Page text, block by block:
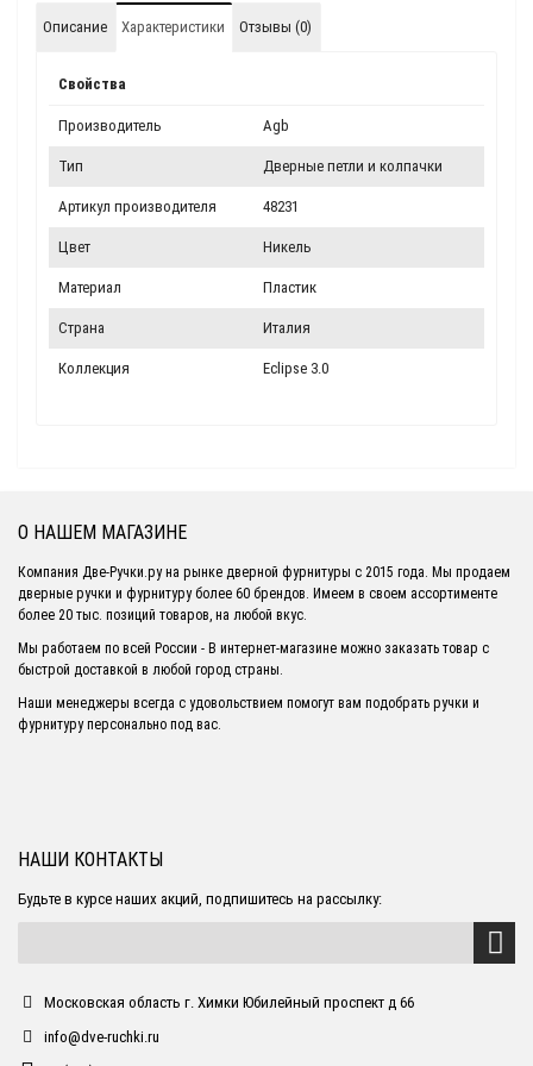
Описание Характеристики Отзывы (0)
Свойства
Производитель Agb
Тип Дверные петли и колпачки
Артикул производителя 48231
Цвет Никель
Материал Пластик
Страна Италия
Коллекция Eclipse 3.0
О НАШЕМ МАГАЗИНЕ
Компания Две-Ручки.ру на рынке дверной фурнитуры с 2015 года. Мы продаем
дверные ручки и фурнитуру более 60 брендов. Имеем в своем ассортименте
более 20 тыс. позиций товаров, на любой вкус.
Мы работаем по всей России - В интернет-магазине можно заказать товар с
быстрой доставкой в любой город страны.
Наши менеджеры всегда с удовольствием помогут вам подобрать ручки и
фурнитуру персонально под вас.
НАШИ КОНТАКТЫ
Будьте в курсе наших акций, подпишитесь на рассылку:
Московская область г. Химки Юбилейный проспект д 66
info@dve-ruchki.ru